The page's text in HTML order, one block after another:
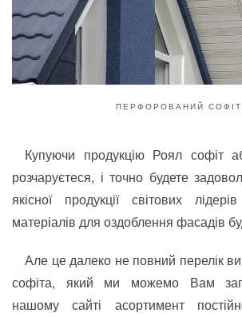
ПЕРФОРОВАНИЙ СОФІТ
Купуючи продукцію Роял софіт
розчаруєтеся, і точно будете
якісної продукції світових
матеріалів для оздоблення фасадів
Але це далеко не повний перелік
софіта, який ми можемо Вам
нашому сайті асортимент